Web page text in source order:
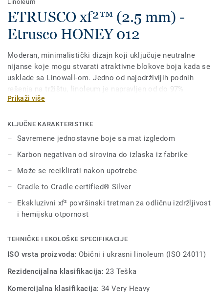
Linoleum
ETRUSCO xf²™ (2.5 mm) -
Etrusco HONEY 012
Moderan, minimalistički dizajn koji uključuje neutralne
nijanse koje mogu stvarati atraktivne blokove boja kada se
usklade sa Linowall-om. Jedno od najodrživijih podnih
rešenja na tržištu, linoleum je napravljen od do 97%
prirodnih sirovina. Obrađen je jedinstvenom zaštitom
isplativo održavanje.
Prikaži više
KLJUČNE KARAKTERISTIKE
Savremene jednostavne boje sa mat izgledom
Karbon negativan od sirovina do izlaska iz fabrike
Može se reciklirati nakon upotrebe
Cradle to Cradle certified® Silver
Ekskluzivni xf² površinski tretman za odličnu izdržljivost
i hemijsku otpornost
TEHNIČKE I EKOLOŠKE SPECIFIKACIJE
ISO vrsta proizvoda: Obični i ukrasni linoleum (ISO 24011)
Rezidencijalna klasifikacija:23 Teška
Komercijalna klasifikacija: 34 Very Heavy